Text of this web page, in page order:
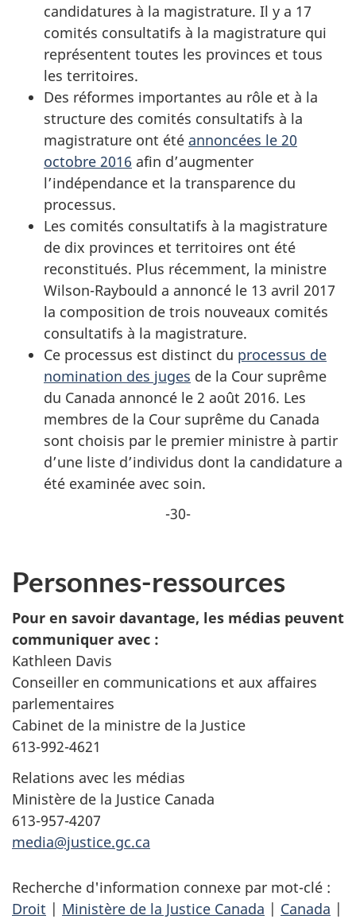
candidatures à la magistrature. Il y a 17
comités consultatifs à la magistrature qui
représentent toutes les provinces et tous
les territoires.
Des réformes importantes au rôle et à la
structure des comités consultatifs à la
magistrature ont été annoncées le 20
octobre 2016 afin d’augmenter
l’indépendance et la transparence du
processus.
Les comités consultatifs à la magistrature
de dix provinces et territoires ont été
reconstitués. Plus récemment, la ministre
Wilson-Raybould a annoncé le 13 avril 2017
la composition de trois nouveaux comités
consultatifs à la magistrature.
Ce processus est distinct du processus de
nomination des juges de la Cour suprême
du Canada annoncé le 2 août 2016. Les
membres de la Cour suprême du Canada
sont choisis par le premier ministre à partir
d’une liste d’individus dont la candidature a
été examinée avec soin.
-30-
Personnes-ressources
Pour en savoir davantage, les médias peuvent
communiquer avec :
Kathleen Davis
Conseiller en communications et aux affaires
parlementaires
Cabinet de la ministre de la Justice
613-992-4621
Relations avec les médias
Ministère de la Justice Canada
613-957-4207
media@justice.gc.ca
Recherche d'information connexe par mot-clé :
Droit | Ministère de la Justice Canada | Canada |